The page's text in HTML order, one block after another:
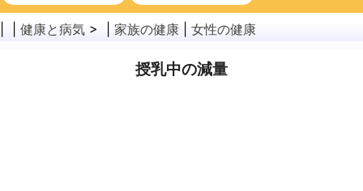
がん
公衆衛生
健康と病気 > | 家族の健康 女性の健康
授乳中の減量